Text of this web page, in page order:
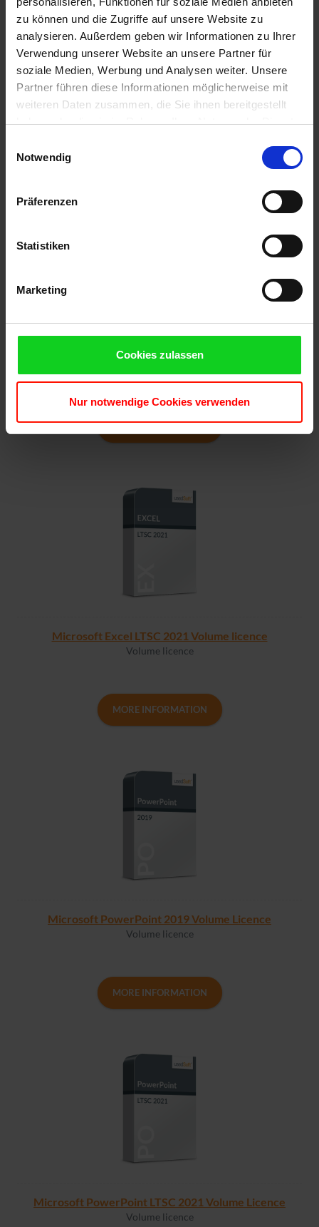
zu können und die Zugriffe auf unsere Website zu
analysieren. Außerdem geben wir Informationen zu Ihrer
Verwendung unserer Website an unsere Partner für
soziale Medien, Werbung und Analysen weiter. Unsere
Partner führen diese Informationen möglicherweise mit
weiteren Daten zusammen, die Sie ihnen bereitgestellt
haben oder die sie im Rahmen Ihrer Nutzung der Dienste
Cookies, wenn Sie unsere Webseite weiterhin nutzen.
Notwendig
Präferenzen
Statistiken
Marketing
Cookies zulassen
Nur notwendige Cookies verwenden
Microsoft Word LTSC 2021 Volume Licence
Volume licence
Microsoft Excel 2019 Volume Licence
MORE INFORMATION
Microsoft Excel LTSC 2021 Volume licence
Volume licence
MORE INFORMATION
Microsoft PowerPoint 2019 Volume Licence
Volume licence
MORE INFORMATION
Microsoft PowerPoint LTSC 2021 Volume Licence
Volume licence